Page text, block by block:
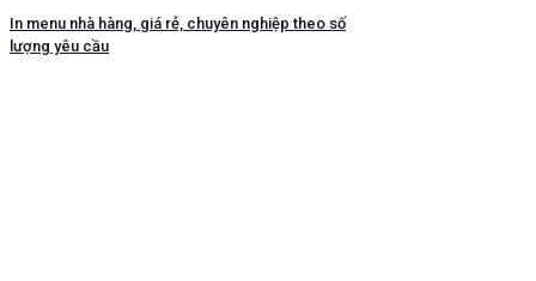
In menu nhà hàng, giá rẻ, chuyên nghiệp theo số
lượng yêu cầu